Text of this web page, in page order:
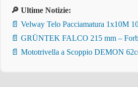
🔎 Ultime Notizie:
📄 Velway Telo Pacciamatura 1x10M
📄 GRÜNTEK FALCO 215 mm –
📄 Mototrivella a Scoppio DEMON